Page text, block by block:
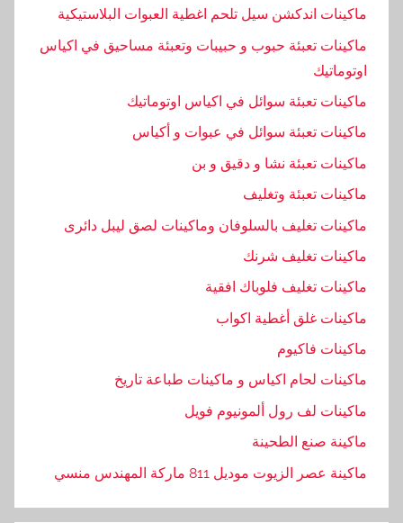
,
ي
ت
,
ل
ي
و
ت
م
ع
ص
ة
ماكينات اندكشن سيل تلحم اغطية العبوات البلاستيكية
ماكينات تعبئة حبوب و حبيبات وتعبئة مساحيق في اكياس
اوتوماتيك
ماكينات تعبئة سوائل في اكياس اوتوماتيك
ماكينات تعبئة سوائل في عبوات و أكياس
ماكينات تعبئة نشا و دقيق و بن
ماكينات تعبئة وتغليف
ماكينات تغليف بالسلوفان وماكينات لصق ليبل دائرى
ماكينات تغليف شرنك
ماكينات تغليف فلوباك افقية
ماكينات غلق أغطية اكواب
ماكينات فاكيوم
ماكينات لحام اكياس و ماكينات طباعة تاريخ
ماكينات لف رول ألمونيوم فويل
ماكينة صنع الطحينة
ماكينة عصر الزيوت موديل 811 ماركة المهندس منسي